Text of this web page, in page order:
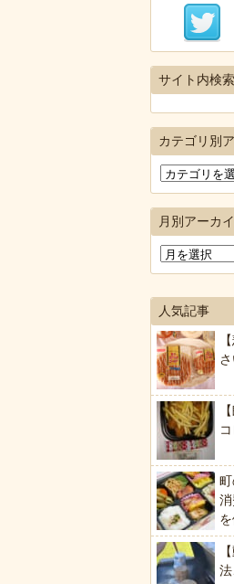
サイト内検索
カテゴリ別
月別アーカ
人気記事
さ
法